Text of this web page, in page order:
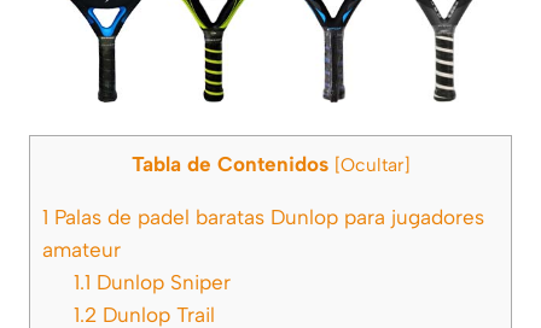
Tabla de Contenidos [Ocultar]
1 Palas de padel baratas Dunlop para jugadores
amateur
1.1 Dunlop Sniper
1.2 Dunlop Trail